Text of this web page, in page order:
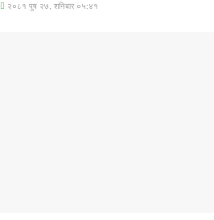
२०८१ पुष २७, शनिबार ०५:४१